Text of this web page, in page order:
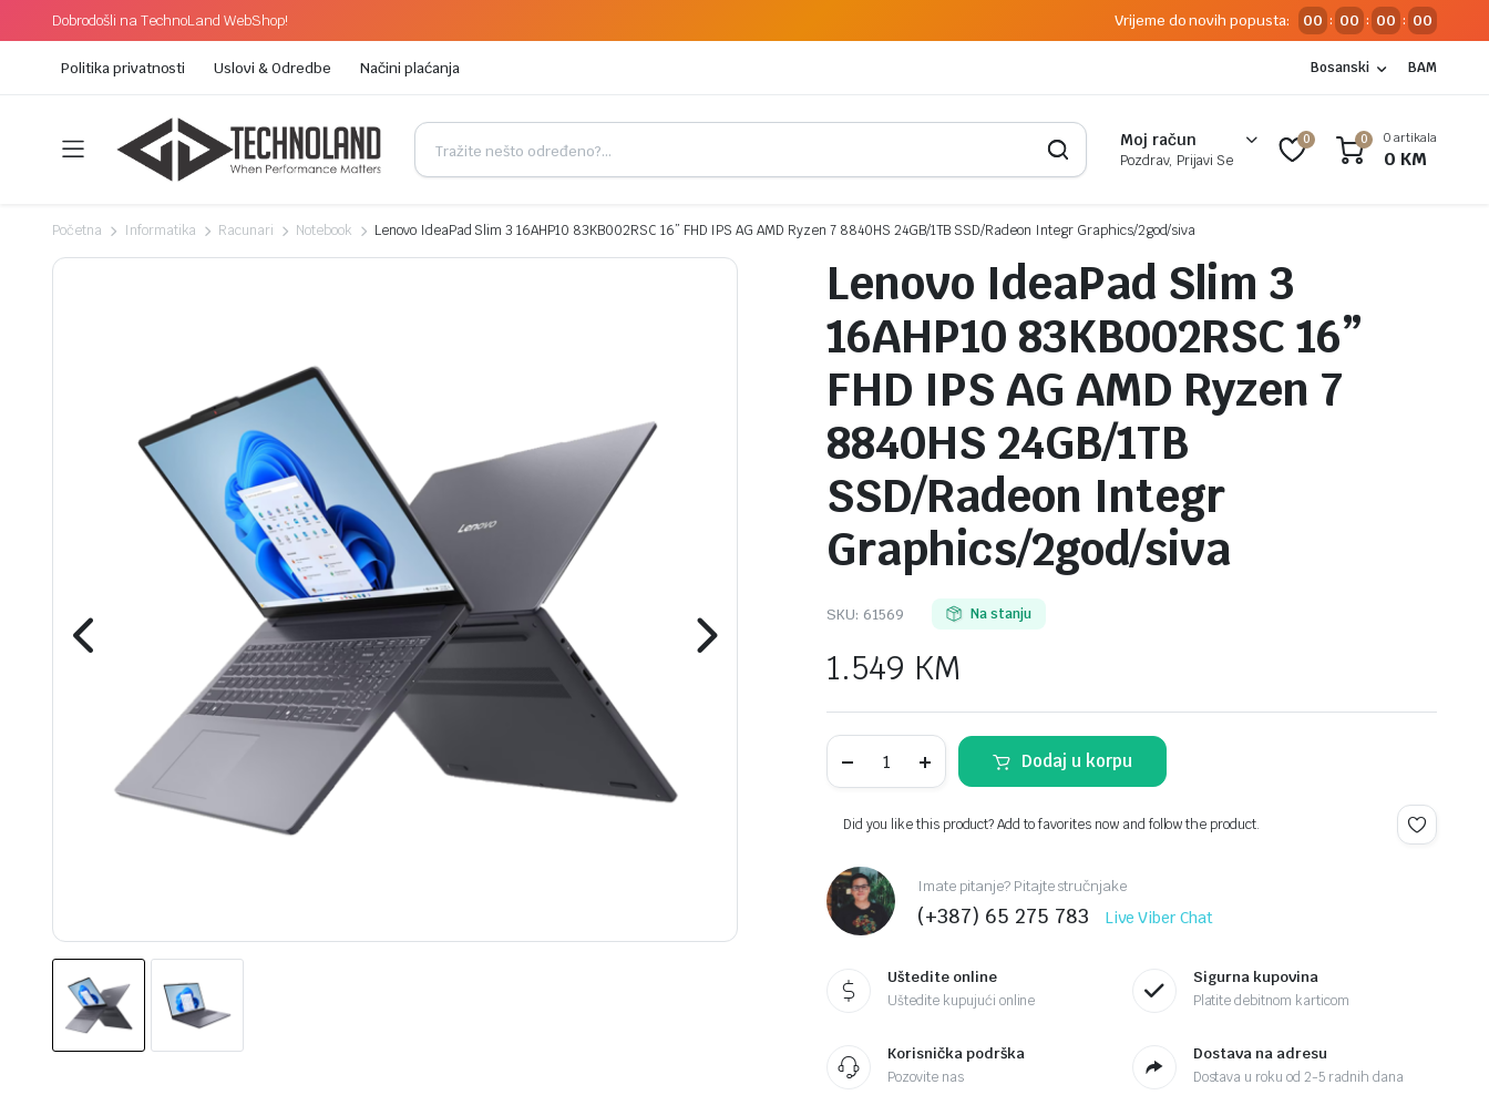
Dobrodošli na TechnoLand WebShop! Vrijeme do novih popusta: 00 : 00 : 00 : 00
Politika privatnosti Uslovi & Odredbe Načini plaćanja Bosanski BAM
Moj račun
Pozdrav, Prijavi Se
0 0 0 artikala
0 KM
Početna Informatika Racunari Notebook Lenovo IdeaPad Slim 3 16AHP10 83KB002RSC 16” FHD IPS AG AMD Ryzen 7 8840HS 24GB/1TB SSD/Radeon Integr Graphics/2god/siva
Lenovo IdeaPad Slim 3
16AHP10 83KB002RSC 16”
FHD IPS AG AMD Ryzen 7
8840HS 24GB/1TB
SSD/Radeon Integr
Graphics/2god/siva
SKU: 61569 Na stanju
1.549 KM
IdeaPad
Slim
16AHP10
83KB002RSC
FHD
IPS
AG
AMD
24GB/1TB
Integr
Graphics/2god/siva
quantity
Dodaj u korpu
Did you like this product? Add to favorites now and follow the product.
Imate pitanje? Pitajte stručnjake
(+387) 65 275 783 Live Viber Chat
Uštedite online
Uštedite kupujući online
Sigurna kupovina
Platite debitnom karticom
Korisnička podrška
Pozovite nas
Dostava na adresu
Dostava u roku od 2-5 radnih dana